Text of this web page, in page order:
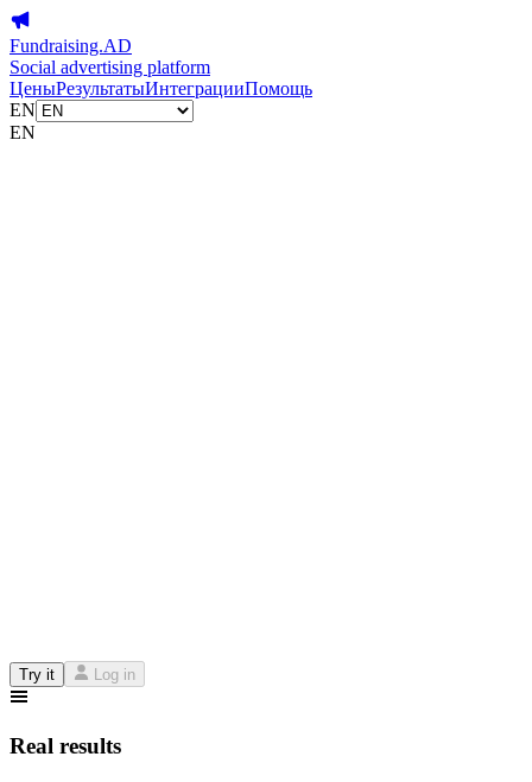
Fundraising.AD
Social advertising platform
ЦеныРезультатыИнтеграцииПомощь
EN
EN
Try it Log in
Real results